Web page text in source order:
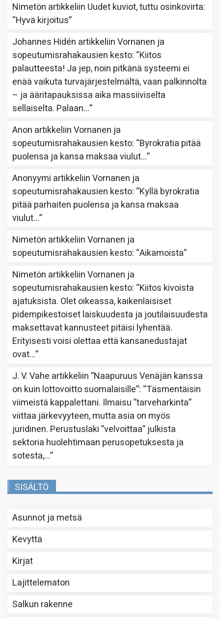
Nimetön artikkeliin Uudet kuviot, tuttu osinkovirta:
“Hyvä kirjoitus”
Johannes Hidén artikkeliinVornanen ja
sopeutumisrahakausien kesto: “Kiitos
palautteesta! Ja jep, noin pitkänä systeemi ei
enää vaikuta turvajärjestelmältä, vaan palkinnolta
– ja ääritapauksissa aika massiiviselta
sellaiselta. Palaan…”
Anon artikkeliinVornanen ja
sopeutumisrahakausien kesto: “Byrokratia pitää
puolensa ja kansa maksaa viulut…”
Anonyymi artikkeliinVornanen ja
sopeutumisrahakausien kesto: “Kyllä byrokratia
pitää parhaiten puolensa ja kansa maksaa
viulut…”
Nimetön artikkeliinVornanen ja
sopeutumisrahakausien kesto: “Aikamoista”
Nimetön artikkeliinVornanen ja
sopeutumisrahakausien kesto: “Kiitos kivoista
ajatuksista. Olet oikeassa, kaikenlaisiset
pidempikestoiset laiskuudesta ja joutilaisuudesta
maksettavat kannusteet pitäisi lyhentää.
Erityisesti voisi olettaa että kansanedustajat
ovat…”
J. V. Vahe artikkeliin”Naapuruus Venäjän kanssa
on kuin lottovoitto suomalaisille”: “Täsmentäisin
viimeistä kappalettani. Ilmaisu ”tarveharkinta”
viittaa järkevyyteen, mutta asia on myös
juridinen. Perustuslaki ”velvoittaa” julkista
sektoria huolehtimaan perusopetuksesta ja
sotesta,…”
SISÄLTÖ
Asunnot ja metsä
Kevyttä
Kirjat
Lajittelematon
Salkun rakenne